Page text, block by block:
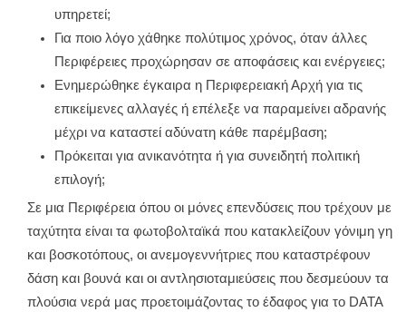
υπηρετεί;
Για ποιο λόγο χάθηκε πολύτιμος χρόνος, όταν άλλες
Περιφέρειες προχώρησαν σε αποφάσεις και ενέργειες;
Ενημερώθηκε έγκαιρα η Περιφερειακή Αρχή για τις
επικείμενες αλλαγές ή επέλεξε να παραμείνει αδρανής
μέχρι να καταστεί αδύνατη κάθε παρέμβαση;
Πρόκειται για ανικανότητα ή για συνειδητή πολιτική
επιλογή;
Σε μια Περιφέρεια όπου οι μόνες επενδύσεις που τρέχουν με
ταχύτητα είναι τα φωτοβολταϊκά που κατακλείζουν γόνιμη γη
και βοσκοτόπους, οι ανεμογεννήτριες που καταστρέφουν
δάση και βουνά και οι αντλησιοταμιεύσεις που δεσμεύουν τα
πλούσια νερά μας προετοιμάζοντας το έδαφος για το DATA